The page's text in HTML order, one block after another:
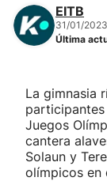
Más deportes
EITB
31/01/
Última
La gimnasia
Juegos
cantera
Solaun y
olímpicos en